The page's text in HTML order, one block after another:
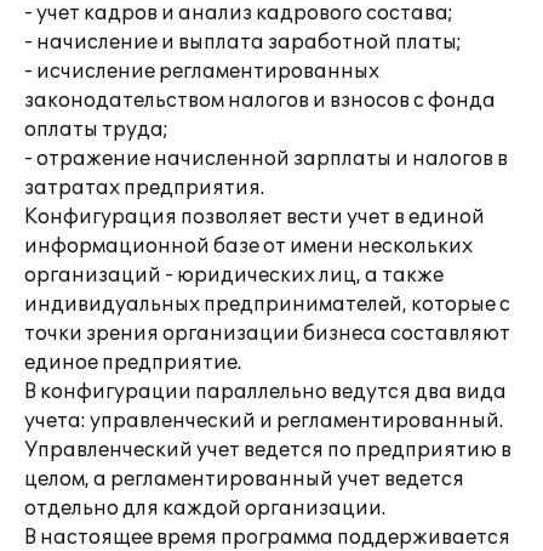
- учет кадров и анализ кадрового состава;
- начисление и выплата заработной платы;
- исчисление регламентированных
законодательством налогов и взносов с фонда
оплаты труда;
- отражение начисленной зарплаты и налогов в
затратах предприятия.
Конфигурация позволяет вести учет в единой
информационной базе от имени нескольких
организаций - юридических лиц, а также
индивидуальных предпринимателей, которые с
точки зрения организации бизнеса составляют
единое предприятие.
В конфигурации параллельно ведутся два вида
учета: управленческий и регламентированный.
Управленческий учет ведется по предприятию в
целом, а регламентированный учет ведется
отдельно для каждой организации.
В настоящее время программа поддерживается